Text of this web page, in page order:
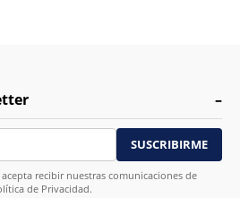
recibir nuestras comunicaciones de
de Privacidad.